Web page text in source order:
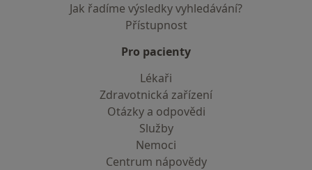
Jak řadíme výsledky vyhledávání?
Přístupnost
Pro pacienty
Lékaři
Zdravotnická zařízení
Otázky a odpovědi
Služby
Nemoci
Centrum nápovědy